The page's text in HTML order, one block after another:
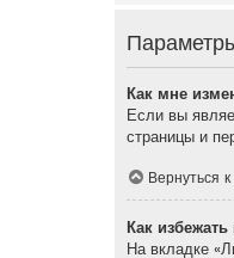
Как мне
Если вы
страницы и
Вернуться
Как
На вкладке